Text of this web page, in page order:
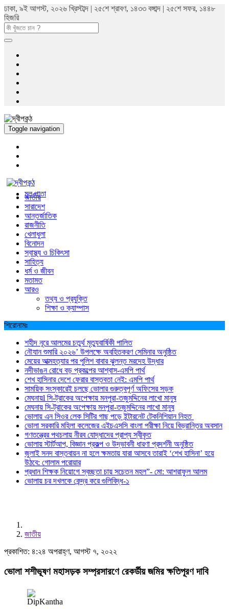
ঢাকা, ৯ই আগস্ট, ২০২৬ খ্রিস্টাব্দ | ২৫শে শ্রাবণ, ১৪৩৩ বঙ্গাব্দ | ২৫শে সফর, ১৪৪৮
হিজরি
Toggle navigation
মুল পাতা
জাতীয়
সারাদেশ
আন্তর্জাতিক
রাজনীতি
খেলাধুলা
বিনোদন
স্বাস্থ্য ও চিকিৎসা
সাহিত্য
ধর্ম ও জীবন
মতামত
আরও
তথ্য ও প্রযুক্তি
শিক্ষা ও ক্যাম্পাস
শিরোনামঃ
শহীদ নূরে আলমের চতুর্থ মৃত্যুবার্ষিকী পালিত
নৌযান শুমারি ২০২৬’ উপলক্ষে অবহিতকরণ সেমিনার অনুষ্ঠিত
মেয়ের আত্মহত্যার পর পুলিশ বাবার ঝুলন্ত মরদেহ উদ্ধার
নদীভাঙন রোধে বড় প্রকল্পের আশ্বাস-এমপি পার্থ
শেখ হাসিনার দেশে ফেরার বাস্তবতা নেই: এমপি পার্থ
সাময়িক সংস্কারেই চলছে ভোলার গুরুত্বপূর্ণ অফিসের সড়ক
মেঘনায়l সি-ট্রাকের অপেক্ষায় মনপুরা-তজুমদ্দিনের লাখো মানুষ
মেঘনায় সি-ট্রাকের অপেক্ষায় মনপুরা-তজুমদ্দিনের লাখো মানুষ
ভোলায় এন সিওর লেক সিটির গাছ পড়ে ইন্টারনেট টেকনিশিয়ান নিহত
ভোলা সরকারি মহিলা কলেজের এইচএসসি বাংলা পরীক্ষা নিয়ে বিভ্রান্তির অবসান
গণতন্ত্রের পথচলায় নীরব যোদ্ধাদের প্রাপ্য স্বীকৃত
ভোলায় স্টার্টআপ, বিজ্ঞান প্রকল্প ও উদ্ভাবনী ধারণা প্রদর্শনী অনুষ্ঠিত
জুলাই সনদ বাস্তবায়ন না হলে ক্ষমতায় যারা আসবে তারাই ‘শেখ হাসিনা’ হয়ে
উঠবে: গোলাম পরোয়ার
প্রধান শিক্ষক নিয়োগে স্বচ্ছতা চায় সচেতন মহল”- মো: আশরাফুল আলম
ভোলায় চর দখলকে কেন্দ্র করে গুলিবিদ্ধ-১
জাতীয়
প্রকাশিত: ৪:২৪ অপরাহ্ণ, আগস্ট ৭, ২০২২
ভোলা শশীভূষণ মহাসড়ক সম্প্রসারণে রেকর্ডীয় জমির ক্ষতিপূরণ দাবি